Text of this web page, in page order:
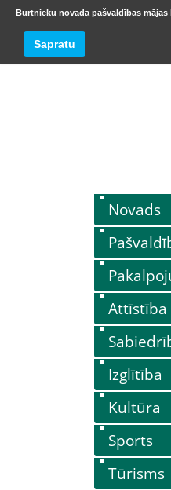
BURTNIEKU
Novads
Attīstība
Izglītība
Kultūra
Sports
Tūrisms
Burtnieku novada pašvaldības
Sapratu